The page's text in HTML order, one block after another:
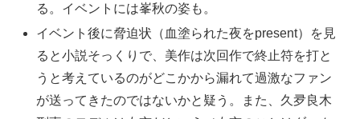
る。イベントには峯秋の姿も。
イベント後に脅迫状（血塗られた夜をpresent）を見
ると小説そっくりで、美作は次回作で終止符を打と
うと考えているのがどこかから漏れて過激なファン
が送ってきたのではないかと疑う。また、久夛良木